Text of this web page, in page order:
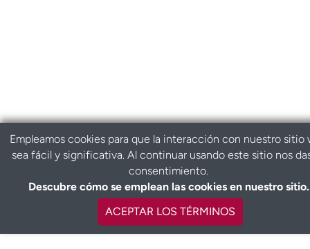
Empleamos cookies para que la interacción con nuestro sitio
sea fácil y significativa. Al continuar usando este sitio nos
consentimiento.
Descubre cómo se emplean las cookies en nuestro sitio.
ACEPTAR LOS TÉRMINOS